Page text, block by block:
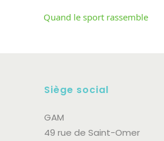
Quand le sport rassemble
Siège social
GAM
49 rue de Saint-Omer